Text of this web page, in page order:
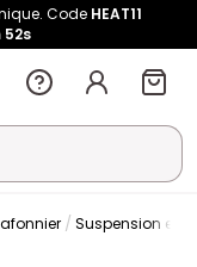
Code HEAT11
52s
Suspension et